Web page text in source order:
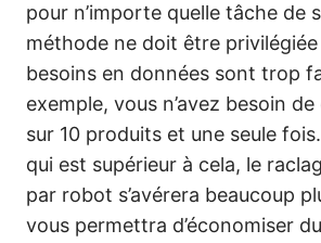
pour n’importe quelle tâche de
méthode ne doit être
besoins en données sont trop
exemple, vous n’avez besoin
sur 10 produits et une seule
qui est supérieur à cela, le
par robot s’avérera beaucoup
vous permettra d’économiser